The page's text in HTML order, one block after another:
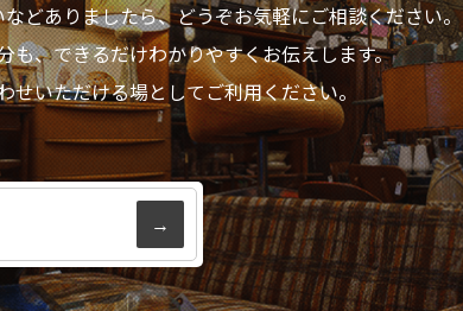
どありましたら、どうぞお気軽にご相談ください。
も、できるだけわかりやすくお伝えします。
せいただける場としてご利用ください。
→